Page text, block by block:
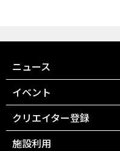
ニュース
イベント
クリエイター登録
施設利用